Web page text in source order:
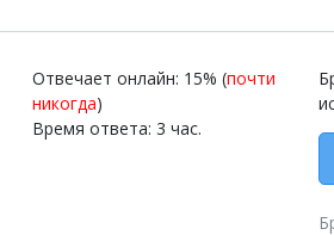
Отвечает онлайн: 15% (почти
никогда)
Время ответа: 3 час.